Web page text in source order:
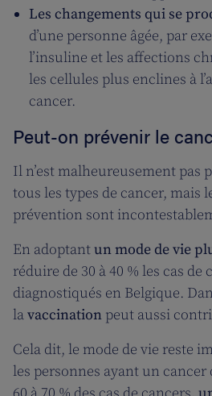
Les changements qui se
d’une personne âgée, par
l’insuline et les affections
les cellules plus enclines à
cancer.
Peut-on prévenir le
Il n’est malheureusement pas
tous les types de cancer, mais
prévention sont
En adoptantun mode de vie
réduire de 30 à 40 % les cas de
diagnostiqués en Belgique.
lavaccination peut aussi
Cela dit, le mode de vie reste
les personnes ayant un